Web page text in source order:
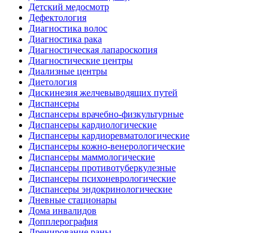
Детский медосмотр
Дефектология
Диагностика волос
Диагностика рака
Диагностическая лапароскопия
Диагностические центры
Диализные центры
Диетология
Дискинезия желчевыводящих путей
Диспансеры
Диспансеры врачебно-физкультурные
Диспансеры кардиологические
Диспансеры кардиоревматологические
Диспансеры кожно-венерологические
Диспансеры маммологические
Диспансеры противотуберкулезные
Диспансеры психоневрологические
Диспансеры эндокринологические
Дневные стационары
Дома инвалидов
Допплерография